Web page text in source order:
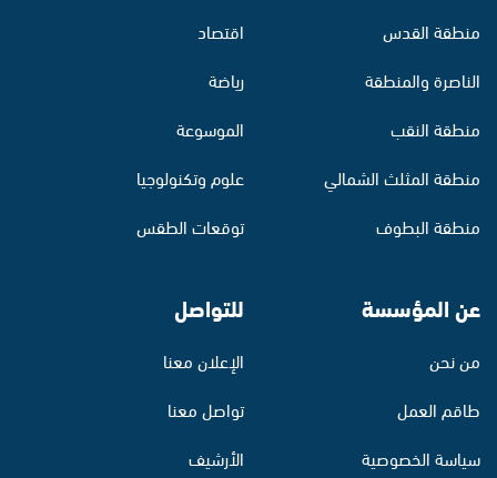
منطقة القدس
الناصرة والمنطقة
منطقة النقب
منطقة المثلث الشمالي
منطقة البطوف
اقتصاد
رياضة
الموسوعة
علوم وتكنولوجيا
توقعات الطقس
عن المؤسسة
من نحن
طاقم العمل
سياسة الخصوصية
للتواصل
الإعلان معنا
تواصل معنا
الأرشيف